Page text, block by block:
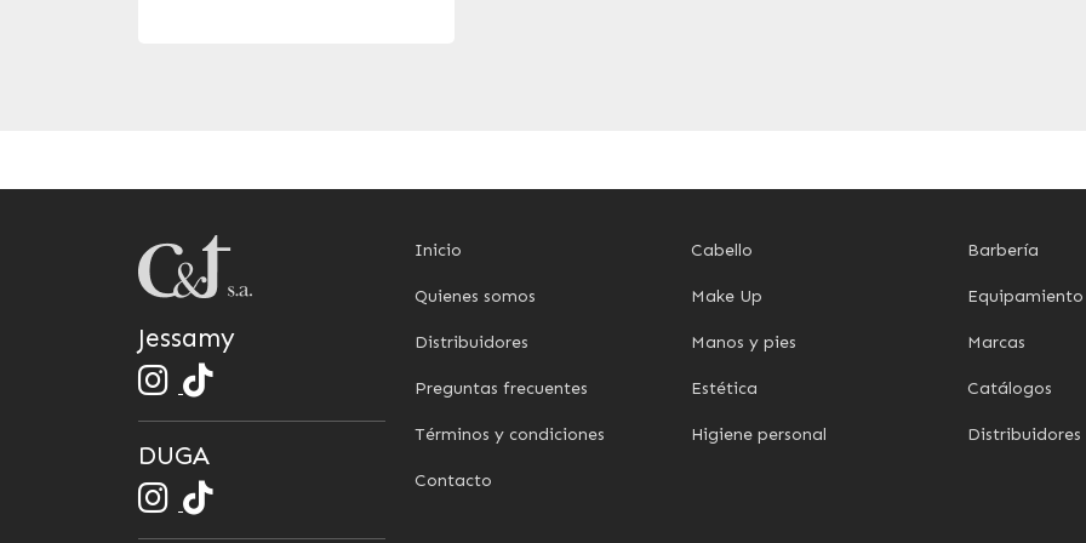
Jessamy
DUGA
Inicio
Quienes somos
Distribuidores
Preguntas frecuentes
Términos y condiciones
Contacto
Cabello
Make Up
Manos y pies
Estética
Higiene personal
Barbería
Equipamiento
Marcas
Catálogos
Distribuidores